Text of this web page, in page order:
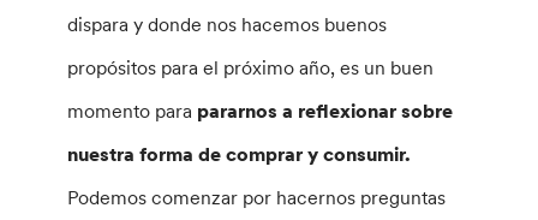
dispara y donde nos hacemos buenos
propósitos para el próximo año, es un buen
momento para pararnos a reflexionar sobre
nuestra forma de comprar y consumir.
Podemos comenzar por hacernos preguntas